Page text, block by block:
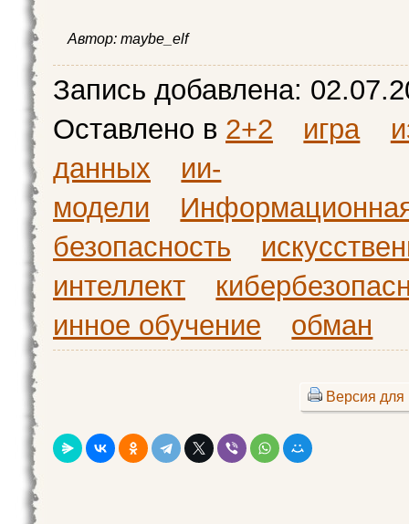
Автор: maybe_elf
Запись добавлена:
Оставлено в 2+2 игра
данных
ии-
модели
безопасность
интеллект
инное обучение
обман
Версия для